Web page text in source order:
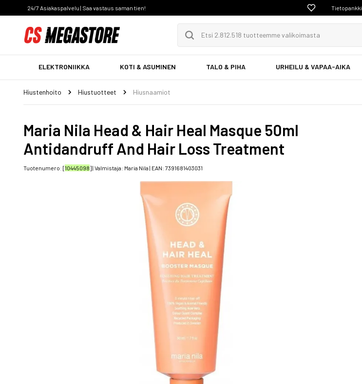
24/7 Asiakaspalvelu | Saa vastaus saman tien! Tietopankki
ELEKTRONIIKKA KOTI & ASUMINEN TALO & PIHA URHEILU & VAPAA-AIKA
Hiustenhoito Hiustuotteet Hiusnaamiot
Maria Nila Head & Hair Heal Masque 50ml
Antidandruff And Hair Loss Treatment
Tuotenumero: [10445098] | Valmistaja: Maria Nila | EAN: 7391681403031